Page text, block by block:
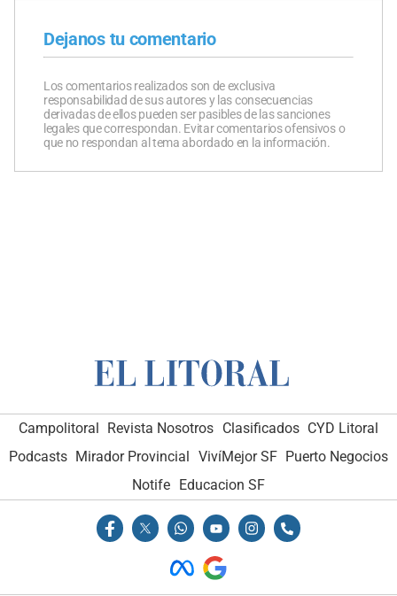
Dejanos tu comentario
Los comentarios realizados son de exclusiva
responsabilidad de sus autores y las consecuencias
derivadas de ellos pueden ser pasibles de las sanciones
legales que correspondan. Evitar comentarios ofensivos o
que no respondan al tema abordado en la información.
Campolitoral Revista Nosotros Clasificados CYD Litoral
Podcasts Mirador Provincial VivíMejor SF Puerto Negocios
Notife
Educacion SF